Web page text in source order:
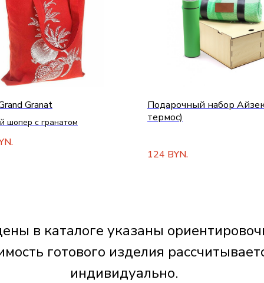
Granat
шопер с гранатом
Подарочный набор
термос)
124 BYN.
в каталоге указаны
готового изделия
индивидуально.